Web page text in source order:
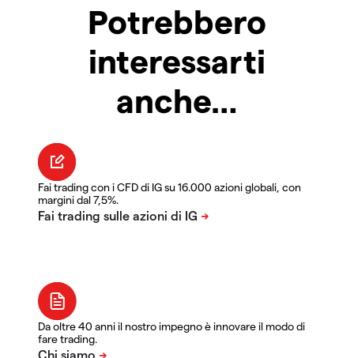
Potrebbero
interessarti
anche…
Fai trading con i CFD di IG su 16.000 azioni globali, con
margini dal 7,5%.
Da oltre 40 anni il nostro impegno è innovare il modo di
fare trading.